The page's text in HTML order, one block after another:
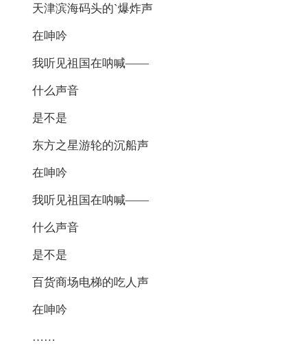
天津滨海码头的`爆炸声
在呻吟
我听见祖国在呐喊——
什么声音
是不是
东方之星游轮的沉船声
在呻吟
我听见祖国在呐喊——
什么声音
是不是
百货商场电梯的吃人声
在呻吟
……